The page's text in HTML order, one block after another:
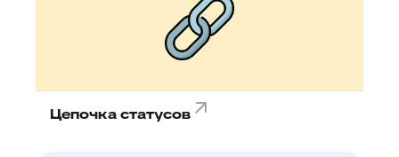
Цепочка статусов